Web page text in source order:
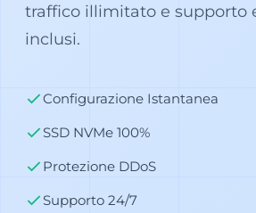
traffico illimitato e supporto
inclusi.
Configurazione Istantanea
SSD NVMe 100%
Protezione DDoS
Supporto 24/7